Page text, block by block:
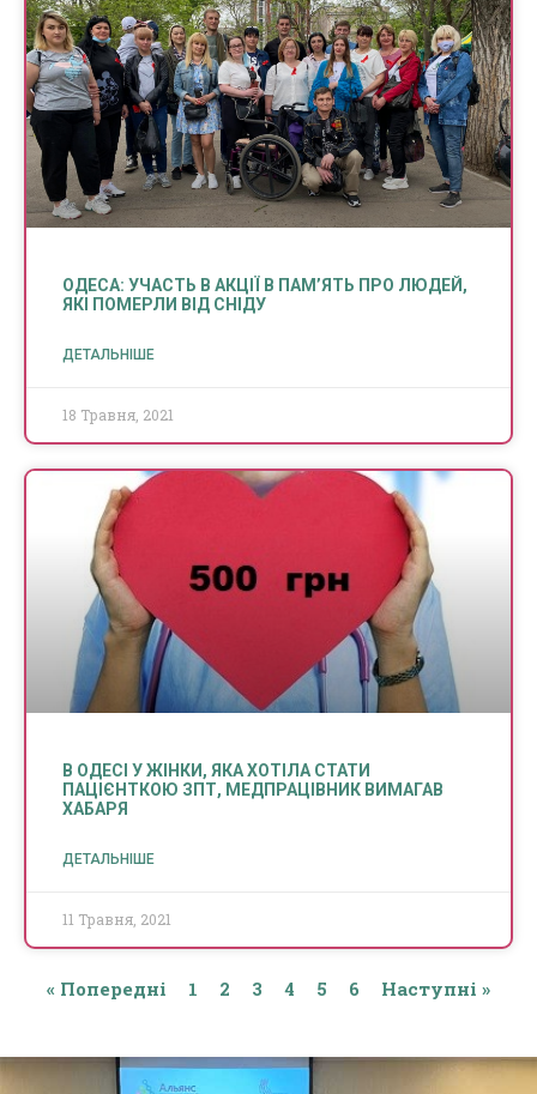
ОДЕСА: УЧАСТЬ В АКЦІЇ В ПАМ’ЯТЬ ПРО ЛЮДЕЙ,
ЯКІ ПОМЕРЛИ ВІД СНІДУ
ДЕТАЛЬНІШЕ
18 Травня, 2021
В ОДЕСІ У ЖІНКИ, ЯКА ХОТІЛА СТАТИ
ПАЦІЄНТКОЮ ЗПТ, МЕДПРАЦІВНИК ВИМАГАВ
ХАБАРЯ
ДЕТАЛЬНІШЕ
11 Травня, 2021
« Попередні 1 2 3 4 5 6 Наступні »